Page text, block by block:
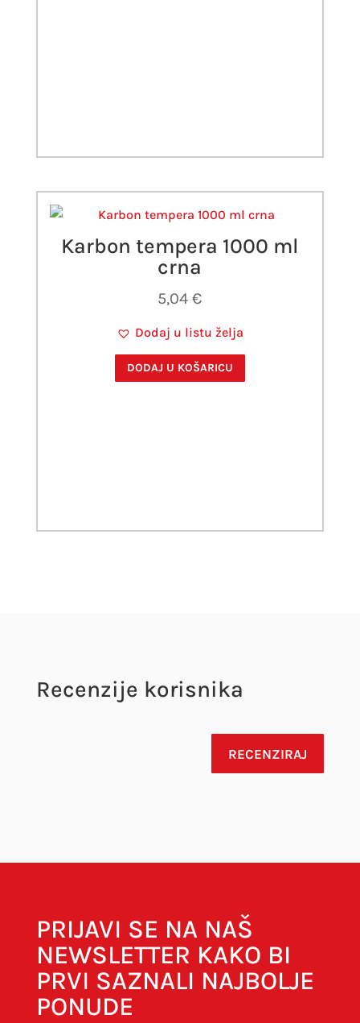
Karbon tempera 1000 ml
crna
5,04€
Dodaj u listu želja
DODAJ U KOŠARICU
Recenzije korisnika
RECENZIRAJ
PRIJAVI SE NA NAŠ
NEWSLETTER KAKO BI
PRVI SAZNALI NAJBOLJE
PONUDE